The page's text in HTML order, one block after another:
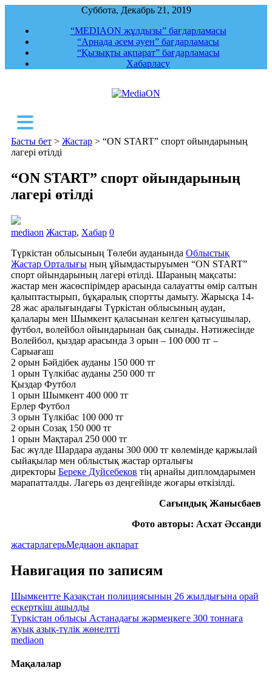
Суббота, Декабрь 21, 2019
“MEDIAON жұлдызы” бағдарламасы
“Арнада әсем әуен” бағдарламасы
“Қызықты ақпарат” бағдарламасы
Хабарласу
Басты бет > Жастар > “ON START” спорт ойындарының
лагері өтілді
“ON START” спорт ойындарының
лагері өтілді
mediaon Жастар, Хабар 0
Түркістан облысының Төлеби ауданында Облыстық
Жастар Орталығы ның ұйымдастыруымен “ON START”
спорт ойындарының лагері өтілді. Шараның мақсаты:
жастар мен жасөспірімдер арасында салауатты өмір салтын
қалыптастырып, бұқаралық спортты дамыту. Жарысқа 14-
28 жас аралығындағы Түркістан облысының аудан,
қалалары мен Шымкент қаласынан келген қатысушылар,
футбол, волейбол ойындарынан бақ сынады. Нәтижесінде
Волейбол, қыздар арасында 3 орын – 100 000 тг –
Сарыағаш
2 орын Бəйдібек ауданы 150 000 тг
1 орын Түлкібас ауданы 250 000 тг
Қыздар Футбол
1 орын Шымкент 400 000 тг
Ерлер Футбол
3 орын Түлкібас 100 000 тг
2 орын Созақ 150 000 тг
1 орын Мақтарал 250 000 тг
Бас жүлде Шардара ауданы 300 000 тг көлемінде қаржылай
сыйақылар мен облыстық жастар орталығы
директоры Береке Дуйсебеков тің арнайы дипломдарымен
марапатталды. Лагерь өз деңгейінде жоғары өткізілді.
Сағындық Жанысбаев
Фото авторы: Асхат Әссанди
жастарлагерьМедиаон ақпарат
Навигация по записям
Шымкентте Қазақстан полициясының 26 жылдығына орай
ескерткіш ашылды
Түркістан облысы Астанадағы жәрмеңкеге 300 тоннаға
жуық азық-түлік жөнелтті
mediaon
Мақалалар